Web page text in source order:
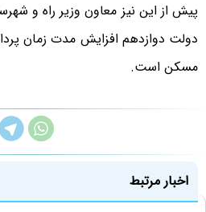
پیش از این نیز معاون وزیر راه و
دولت دوازدهم افزایش مدت زمان
مسکن است.
اخبار مرتبط